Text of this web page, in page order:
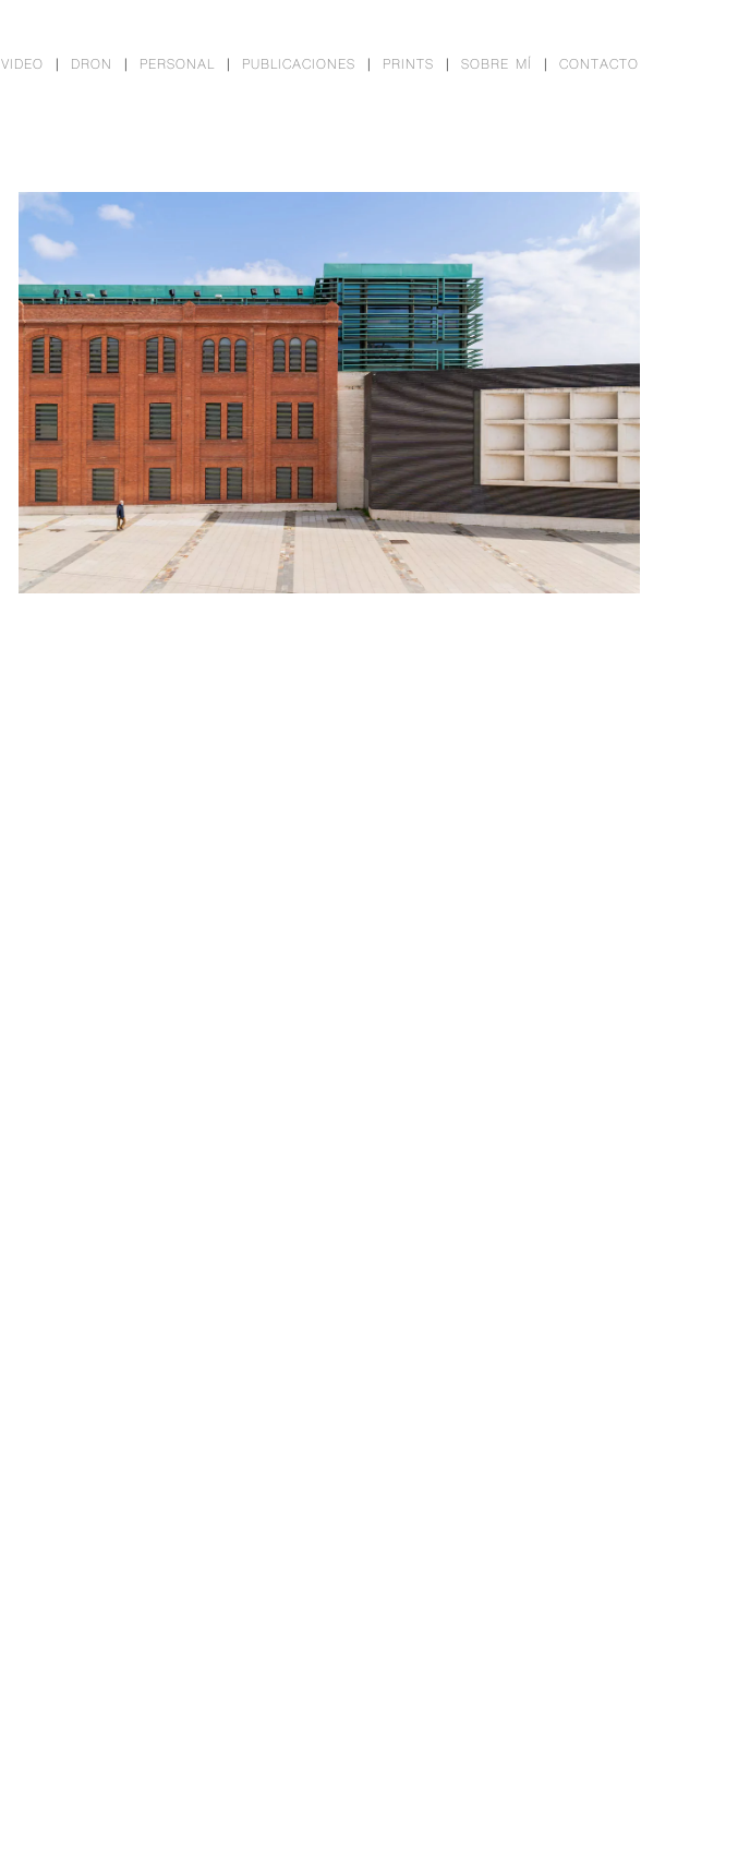
VIDEO DRON PERSONAL PUBLICACIONES PRINTS SOBRE MÍ CONTACTO